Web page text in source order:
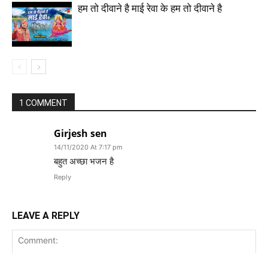
हम तो दीवाने है माई रेवा के हम तो दीवाने है
1 COMMENT
Girjesh sen
14/11/2020 At 7:17 pm
बहुत अच्छा भजन है
Reply
LEAVE A REPLY